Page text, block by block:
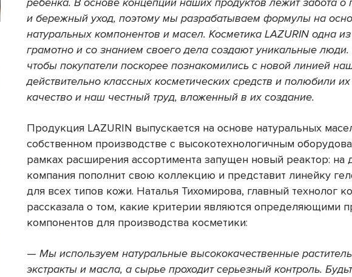
и бережный уход, поэтому мы разрабатываем формулы на
натуральных компонентов и масел. Косметика LAZURIN одна
грамотно и со знанием своего дела создают уникальные
чтобы покупатели поскорее познакомились с новой линией
действительно классных косметических средств и полюбили
качество и наш честный труд, вложенный в их создание.
Продукция LAZURIN выпускается на основе натуральных
собственном производстве с высокотехнологичным
рамках расширения ассортимента запущен новый реактор: на
компания пополнит свою коллекцию и представит линейку
для всех типов кожи. Наталья Тихомирова, главный технолог
рассказала о том, какие критерии являются определяющими
компонентов для производства косметики:
—Мы используем натуральные высококачественные
экстракты и масла, а сырье проходит серьезный контроль.